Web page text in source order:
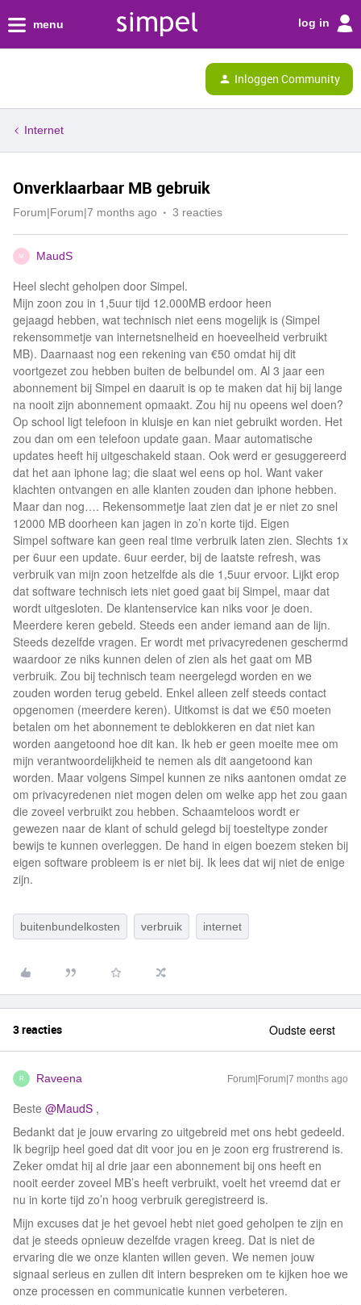
menu log in
Inloggen Community
Internet
Onverklaarbaar MB gebruik
Forum|Forum|7 months ago 3 reacties
M MaudS
Heel slecht geholpen door Simpel.
Mijn zoon zou in 1,5uur tijd 12.000MB erdoor heen
gejaagd hebben, wat technisch niet eens mogelijk is (Simpel
rekensommetje van internetsnelheid en hoeveelheid verbruikt
MB). Daarnaast nog een rekening van €50 omdat hij dit
voortgezet zou hebben buiten de belbundel om. Al 3 jaar een
abonnement bij Simpel en daaruit is op te maken dat hij bij lange
na nooit zijn abonnement opmaakt. Zou hij nu opeens wel doen?
Op school ligt telefoon in kluisje en kan niet gebruikt worden. Het
zou dan om een telefoon update gaan. Maar automatische
updates heeft hij uitgeschakeld staan. Ook werd er gesuggereerd
dat het aan iphone lag; die slaat wel eens op hol. Want vaker
klachten ontvangen en alle klanten zouden dan iphone hebben.
Maar dan nog…. Rekensommetje laat zien dat je er niet zo snel
12000 MB doorheen kan jagen in zo’n korte tijd. Eigen
Simpel software kan geen real time verbruik laten zien. Slechts 1x
per 6uur een update. 6uur eerder, bij de laatste refresh, was
verbruik van mijn zoon hetzelfde als die 1,5uur ervoor. Lijkt erop
dat software technisch iets niet goed gaat bij Simpel, maar dat
wordt uitgesloten. De klantenservice kan niks voor je doen.
Meerdere keren gebeld. Steeds een ander iemand aan de lijn.
Steeds dezelfde vragen. Er wordt met privacyredenen geschermd
waardoor ze niks kunnen delen of zien als het gaat om MB
verbruik. Zou bij technisch team neergelegd worden en we
zouden worden terug gebeld. Enkel alleen zelf steeds contact
opgenomen (meerdere keren). Uitkomst is dat we €50 moeten
betalen om het abonnement te deblokkeren en dat niet kan
worden aangetoond hoe dit kan. Ik heb er geen moeite mee om
mijn verantwoordelijkheid te nemen als dit aangetoond kan
worden. Maar volgens Simpel kunnen ze niks aantonen omdat ze
om privacyredenen niet mogen delen om welke app het zou gaan
die zoveel verbruikt zou hebben. Schaamteloos wordt er
gewezen naar de klant of schuld gelegd bij toesteltype zonder
bewijs te kunnen overleggen. De hand in eigen boezem steken bij
eigen software probleem is er niet bij. Ik lees dat wij niet de enige
zijn.
buitenbundelkosten verbruik internet
3 reacties Oudste eerst
R Raveena Forum|Forum|7 months ago
Beste ​ @MaudS ,
Bedankt dat je jouw ervaring zo uitgebreid met ons hebt gedeeld.
Ik begrijp heel goed dat dit voor jou en je zoon erg frustrerend is.
Zeker omdat hij al drie jaar een abonnement bij ons heeft en
nooit eerder zoveel MB’s heeft verbruikt, voelt het vreemd dat er
nu in korte tijd zo’n hoog verbruik geregistreerd is.
Mijn excuses dat je het gevoel hebt niet goed geholpen te zijn en
dat je steeds opnieuw dezelfde vragen kreeg. Dat is niet de
ervaring die we onze klanten willen geven. We nemen jouw
signaal serieus en zullen dit intern bespreken om te kijken hoe we
onze processen en communicatie kunnen verbeteren.